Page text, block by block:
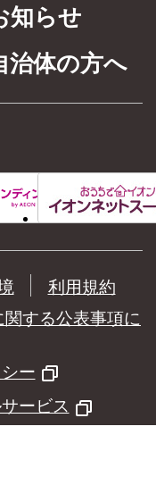
知らせ
治体の方へ
利用規約
する公表事項に
ー
ービス